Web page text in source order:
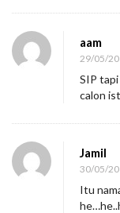
aam
29/05/
SIP tapi
calon
Jamil
30/05/
Itu